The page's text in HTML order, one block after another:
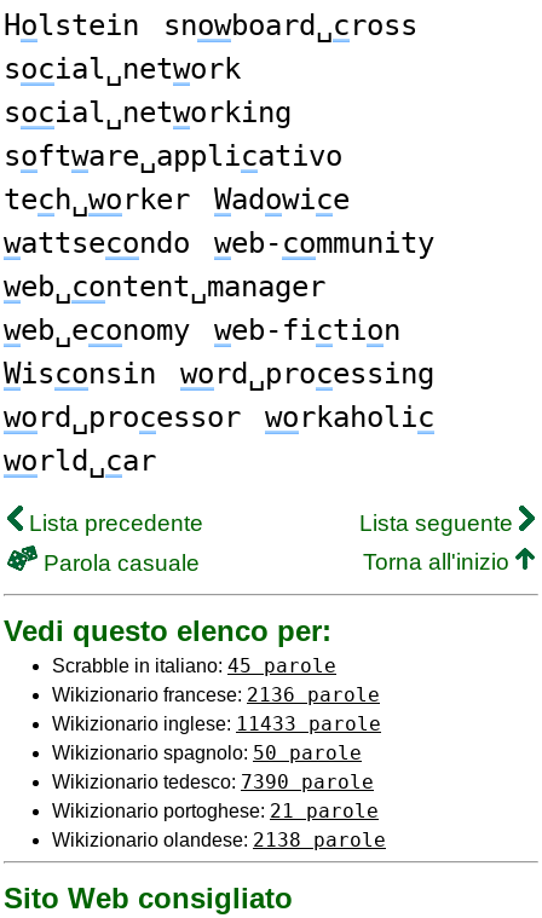
Holstein snowboard␣cross
social␣network
social␣networking
software␣applicativo
tech␣worker Wadowice
wattsecondo web-community
web␣content␣manager
web␣economy web-fiction
Wisconsin word␣processing
word␣processor workaholic
world␣car
Lista precedente
Lista seguente
Parola casuale
Torna all'inizio
Vedi questo elenco per:
Scrabble in italiano: 45 parole
Wikizionario francese: 2136 parole
Wikizionario inglese: 11433 parole
Wikizionario spagnolo: 50 parole
Wikizionario tedesco: 7390 parole
Wikizionario portoghese: 21 parole
Wikizionario olandese: 2138 parole
Sito Web consigliato